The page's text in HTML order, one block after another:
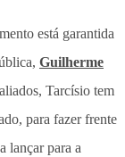
está garantida
Guilherme
Tarcísio tem
para fazer frente
lançar para a